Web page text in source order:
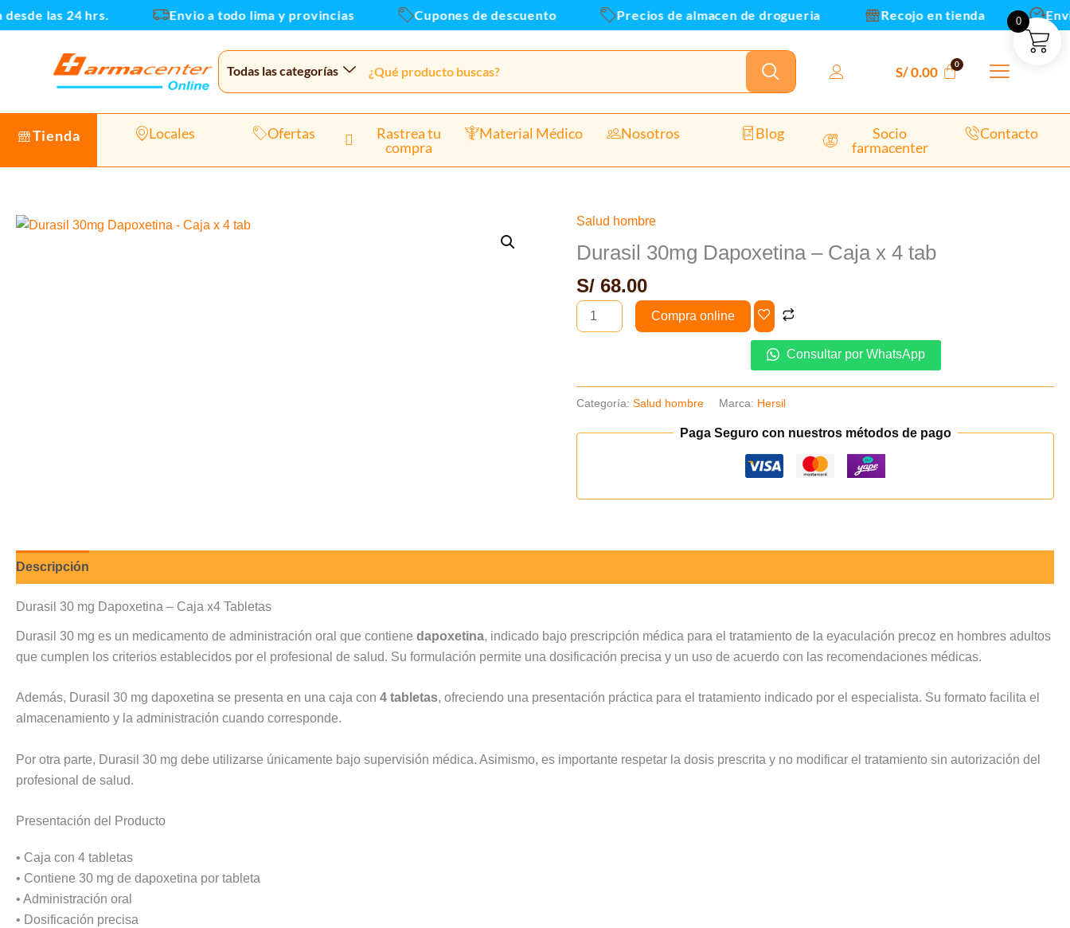
al
las 24 hrs. Envio a todo lima y provincias Cupones de descuento Precios de almacen de drogueria Recojo en tienda Envios
Todas las categorías S/0.00
Tienda Locales Ofertas
Rastrea tu
compra
Material Médico Nosotros Blog
Socio
farmacenter
Contacto
Salud hombre
Durasil 30mg Dapoxetina – Caja x 4 tab
S/ 68.00
Durasil
30mg
-
Caja
x
cantidad
Compra online
Consultar por WhatsApp
Categoría:Salud hombre Marca: Hersil
Paga Seguro con nuestros métodos de pago
Descripción
Durasil 30 mg Dapoxetina – Caja x4 Tabletas
Durasil 30 mg es un medicamento de administración oral que contiene dapoxetina, indicado bajo prescripción médica para el tratamiento de la eyaculación precoz en hombres adultos
que cumplen los criterios establecidos por el profesional de salud. Su formulación permite una dosificación precisa y un uso de acuerdo con las recomendaciones médicas.
Además, Durasil 30 mg dapoxetina se presenta en una caja con 4 tabletas, ofreciendo una presentación práctica para el tratamiento indicado por el especialista. Su formato facilita el
almacenamiento y la administración cuando corresponde.
Por otra parte, Durasil 30 mg debe utilizarse únicamente bajo supervisión médica. Asimismo, es importante respetar la dosis prescrita y no modificar el tratamiento sin autorización del
profesional de salud.
Presentación del Producto
• Caja con 4 tabletas
• Contiene 30 mg de dapoxetina por tableta
• Administración oral
• Dosificación precisa
0